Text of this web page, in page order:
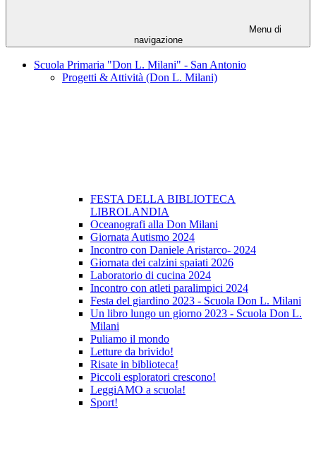
Menu di
navigazione
Scuola Primaria "Don L. Milani" - San Antonio
Progetti & Attività (Don L. Milani)
FESTA DELLA BIBLIOTECA
LIBROLANDIA
Oceanografi alla Don Milani
Giornata Autismo 2024
Incontro con Daniele Aristarco- 2024
Giornata dei calzini spaiati 2026
Laboratorio di cucina 2024
Incontro con atleti paralimpici 2024
Festa del giardino 2023 - Scuola Don L. Milani
Un libro lungo un giorno 2023 - Scuola Don L.
Milani
Puliamo il mondo
Letture da brivido!
Risate in biblioteca!
Piccoli esploratori crescono!
LeggiAMO a scuola!
Sport!